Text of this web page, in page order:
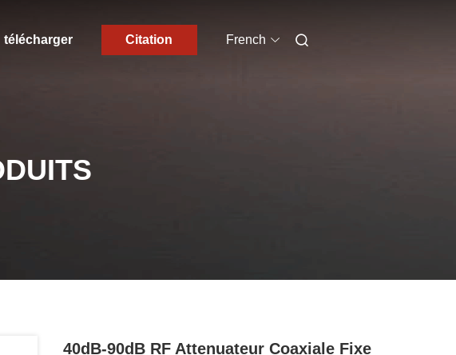
télécharger Citation French
40dB-90dB RF Attenuateur Coaxiale Fixe